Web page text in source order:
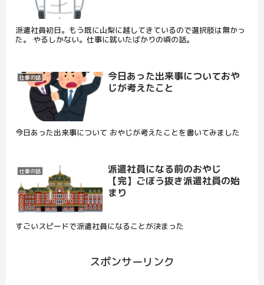
派遣社員初日。もう既に山梨に越してきているので選択肢は無かっ
た。 やるしかない。仕事に就いたばかりの頃の話。
仕事の話
今日あった出来事についておや
じが考えたこと
今日あった出来事について おやじが考えたことを書いてみました
仕事の話
派遣社員になる前のおやじ
【完】ごぼう抜き派遣社員の始
まり
すごいスピードで派遣社員になることが決まった
スポンサーリンク